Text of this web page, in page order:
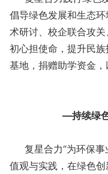
倡导绿色发展和生态
术研讨、校企联合攻
初心担使命，提升民
基地，捐赠助学资金，
—持续绿
复星合力“为环保事
值观与实践，在绿色